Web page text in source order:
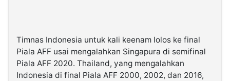
Timnas Indonesia untuk kali keenam lolos ke final
Piala AFF usai mengalahkan Singapura di semifinal
Piala AFF 2020. Thailand, yang mengalahkan
Indonesia di final Piala AFF 2000, 2002, dan 2016,